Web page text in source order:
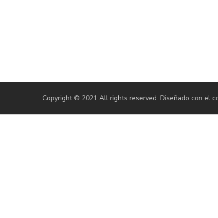
Copyright © 2021 All rights reserved. Diseñado con el